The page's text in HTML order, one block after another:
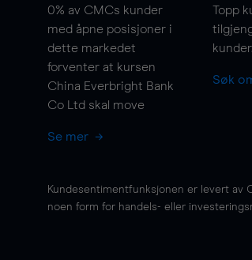
0% av CMCs kunder
med åpne posisjoner i
dette markedet
forventer at kursen
China Everbright Bank
Co Ltd skal move
Se mer
Topp
kunder.
Søk
Kundesentimentfunksjonen er levert av
noen form for handels- eller